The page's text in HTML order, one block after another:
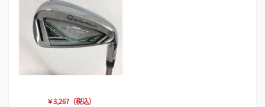
￥3,267（税込）